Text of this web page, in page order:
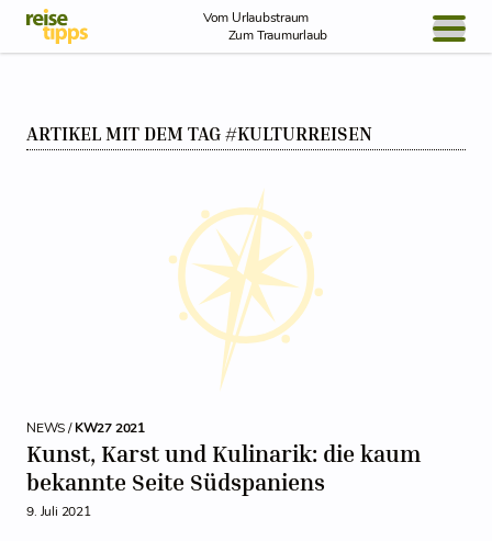
Skip to Content
Vom Urlaubstraum
Zum Traumurlaub
NEWS
ARTIKEL MIT DEM TAG #KULTURREISEN
NEWS /KW27 2021
Kunst, Karst und Kulinarik: die kaum
bekannte Seite Südspaniens
9. Juli 2021